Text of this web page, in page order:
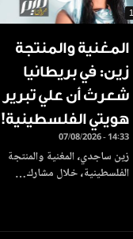
1
المغنية والمنتجة
زين: في بريطانيا
شعرتُ أن علي تبرير
هويتي الفلسطينية!
07/08/2026 - 14:33
زين ساجدي، المغنية والمنتجة
الفلسطينية، خلال مشارك…